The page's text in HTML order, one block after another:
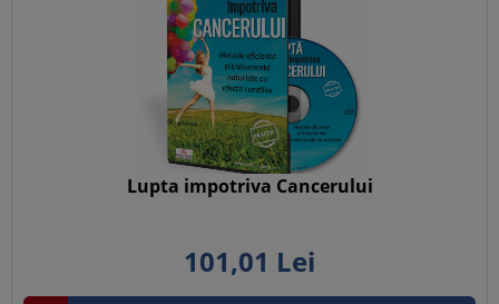
Lupta impotriva Cancerului
101,01 Lei